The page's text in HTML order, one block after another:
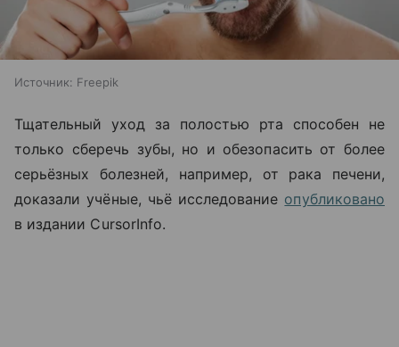
Источник: Freepik
Тщательный уход за полостью рта способен не
только сберечь зубы, но и обезопасить от более
серьёзных болезней, например, от рака печени,
доказали учёные, чьё исследование опубликовано
в издании CursorInfo.